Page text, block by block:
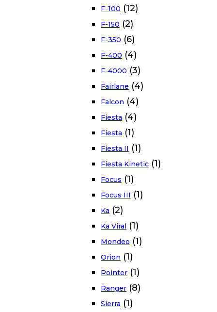
F-100 (12)
F-150 (2)
F-350 (6)
F-400 (4)
F-4000 (3)
Fairlane (4)
Falcon (4)
Fiesta (4)
Fiesta (1)
Fiesta II (1)
Fiesta Kinetic (1)
Focus (1)
Focus III (1)
Ka (2)
Ka Viral (1)
Mondeo (1)
Orion (1)
Pointer (1)
Ranger (8)
Sierra (1)